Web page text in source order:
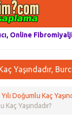
Online
Yaşındadır,
Doğumlu Kaç
Yaşındadır?